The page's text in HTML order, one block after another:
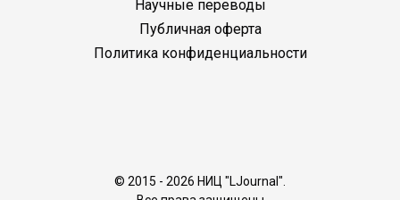
Научные переводы
Публичная оферта
Политика конфиденциальности
© 2015 - 2026 НИЦ "LJournal".